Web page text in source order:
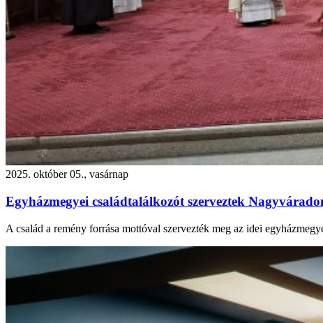
2025. október 05., vasárnap
Egyházmegyei családtalálkozót szerveztek
A család a remény forrása mottóval szervezték meg az idei